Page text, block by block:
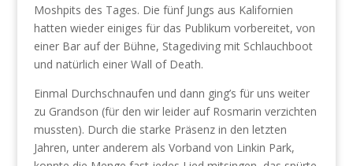
Moshpits des Tages. Die fünf Jungs aus Kalifornien
hatten wieder einiges für das Publikum vorbereitet, von
einer Bar auf der Bühne, Stagediving mit Schlauchboot
und natürlich einer Wall of Death.
Einmal Durchschnaufen und dann ging’s für uns weiter
zu Grandson (für den wir leider auf Rosmarin verzichten
mussten). Durch die starke Präsenz in den letzten
Jahren, unter anderem als Vorband von Linkin Park,